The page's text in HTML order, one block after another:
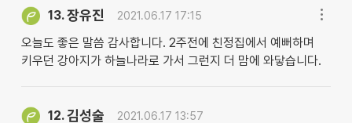
13.장유진 2021.06.17 17:15
오늘도 좋은 말씀 감사합니다. 2주전에 친정집에서 예뻐하며
키우던 강아지가 하늘나라로 가서 그런지 더 맘에 와닿습니다.
12.김성술 2021.06.17 13:57